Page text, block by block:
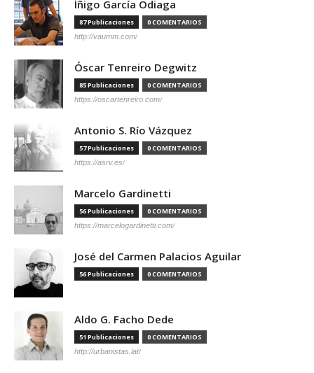
Íñigo García Odiaga
87 Publicaciones 0 COMENTARIOS
http://vaumm.com/
Óscar Tenreiro Degwitz
85 Publicaciones 0 COMENTARIOS
https://oscartenreiro.com/
Antonio S. Río Vázquez
57 Publicaciones 0 COMENTARIOS
https://asrv.es/
Marcelo Gardinetti
56 Publicaciones 0 COMENTARIOS
https://marcelogardinetti.com/
José del Carmen Palacios Aguilar
56 Publicaciones 0 COMENTARIOS
Aldo G. Facho Dede
51 Publicaciones 0 COMENTARIOS
http://urbanistas.lat/